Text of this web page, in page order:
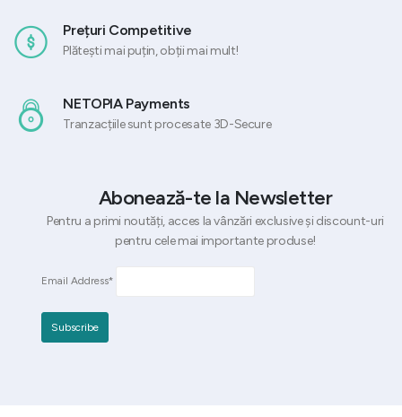
Prețuri Competitive
Plătești mai puțin, obții mai mult!
NETOPIA Payments
Tranzacțiile sunt procesate 3D-Secure
Abonează-te la Newsletter
Pentru a primi noutăți, acces la vânzări exclusive și discount-uri
pentru cele mai importante produse!
Email Address*